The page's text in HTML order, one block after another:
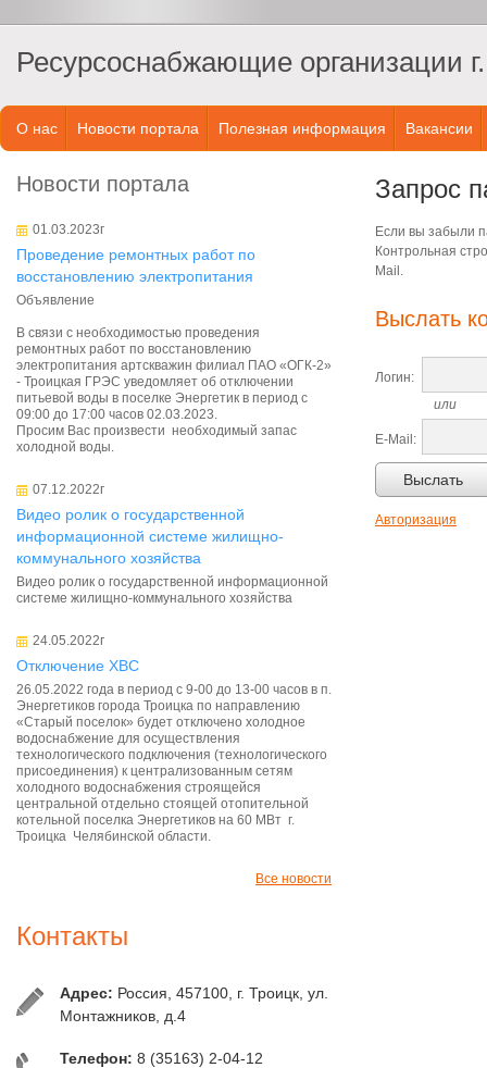
Ресурсоснабжающие организации
О нас Новости портала Полезная информация Вакансии
Новости портала
01.03.2023г
Проведение ремонтных работ по
восстановлению электропитания
Объявление
В связи с необходимостью проведения
ремонтных работ по восстановлению
электропитания артскважин филиал ПАО «ОГК-2»
- Троицкая ГРЭС уведомляет об отключении
питьевой воды в поселке Энергетик в период с
09:00 до 17:00 часов 02.03.2023.
Просим Вас произвести необходимый запас
холодной воды.
07.12.2022г
Видео ролик о государственной
информационной системе жилищно-
коммунального хозяйства
Видео ролик о государственной информационной
системе жилищно-коммунального хозяйства
24.05.2022г
Отключение ХВС
26.05.2022 года в период с 9-00 до 13-00 часов в п.
Энергетиков города Троицка по направлению
«Старый поселок» будет отключено холодное
водоснабжение для осуществления
технологического подключения (технологического
присоединения) к централизованным сетям
холодного водоснабжения строящейся
центральной отдельно стоящей отопительной
котельной поселка Энергетиков на 60 МВт г.
Троицка Челябинской области.
Все новости
Контакты
Адрес: Россия, 457100, г. Троицк, ул.
Монтажников, д.4
Телефон: 8 (35163) 2-04-12
Запрос
Если вы забыли
Контрольная
Mail.
Выслать
Логин:
или
E-Mail:
Выслать
Авторизация